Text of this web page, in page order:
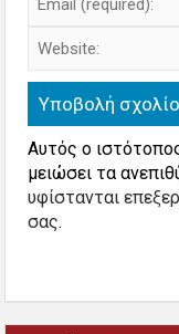
Αυτός ο
μειώσει τα
υφίστανται
σας.